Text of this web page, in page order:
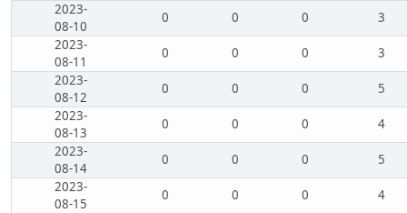
2023-
08-10
0 0 0
3
2023-
08-11
0 0 0
3
2023-
08-12
0 0 0
5
2023-
08-13
0 0 0
4
2023-
08-14
0 0 0
5
2023-
08-15
0 0 0
4